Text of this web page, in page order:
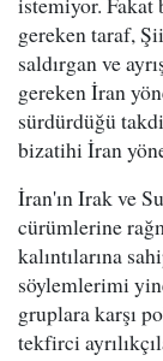
gereken taraf,
saldırgan ve
gereken İran
sürdürdüğü
bizatihi İran
İran'ın Irak ve
cürümlerine
kalıntılarına
söylemlerimi
gruplara karşı
tekfirci